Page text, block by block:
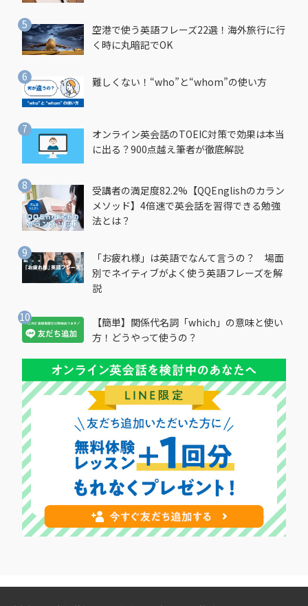
空港で使う英語フレーズ22選！海外旅行に行
く時に丸暗記でOK
難しくない！“who”と“whom”の使い方
オンライン英会話のTOEIC対策で効果は本当
に出る？900点越え筆者が徹底解説
受講者の満足度82.2%【QQEnglishのカラン
メソッド】4倍速で英会話を習得できる勉強
法とは？
「お疲れ様」は英語でなんて言うの？ 場面
別でネイティブがよく使う英語フレーズを解
説
【簡単】関係代名詞「which」の意味と使い
方！どうやって使うの？